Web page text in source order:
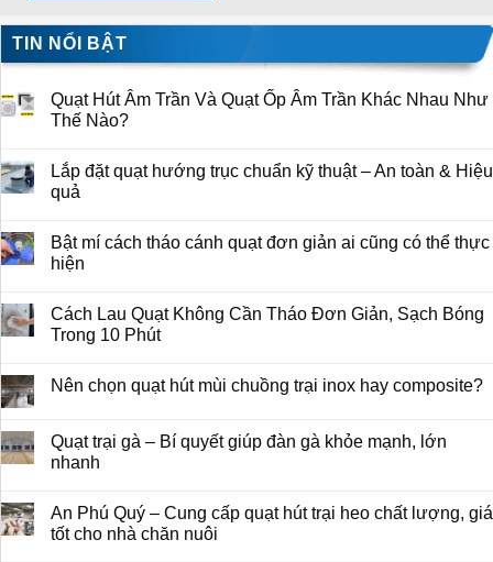
TIN NỔI BẬT
Quạt Hút Âm Trần Và Quạt Ốp Âm Trần Khác Nhau Như
Thế Nào?
Lắp đặt quạt hướng trục chuẩn kỹ thuật – An toàn & Hiệu
quả
Bật mí cách tháo cánh quạt đơn giản ai cũng có thể thực
hiện
Cách Lau Quạt Không Cần Tháo Đơn Giản, Sạch Bóng
Trong 10 Phút
Nên chọn quạt hút mùi chuồng trại inox hay composite?
Quạt trại gà – Bí quyết giúp đàn gà khỏe mạnh, lớn
nhanh
An Phú Quý – Cung cấp quạt hút trại heo chất lượng, giá
tốt cho nhà chăn nuôi